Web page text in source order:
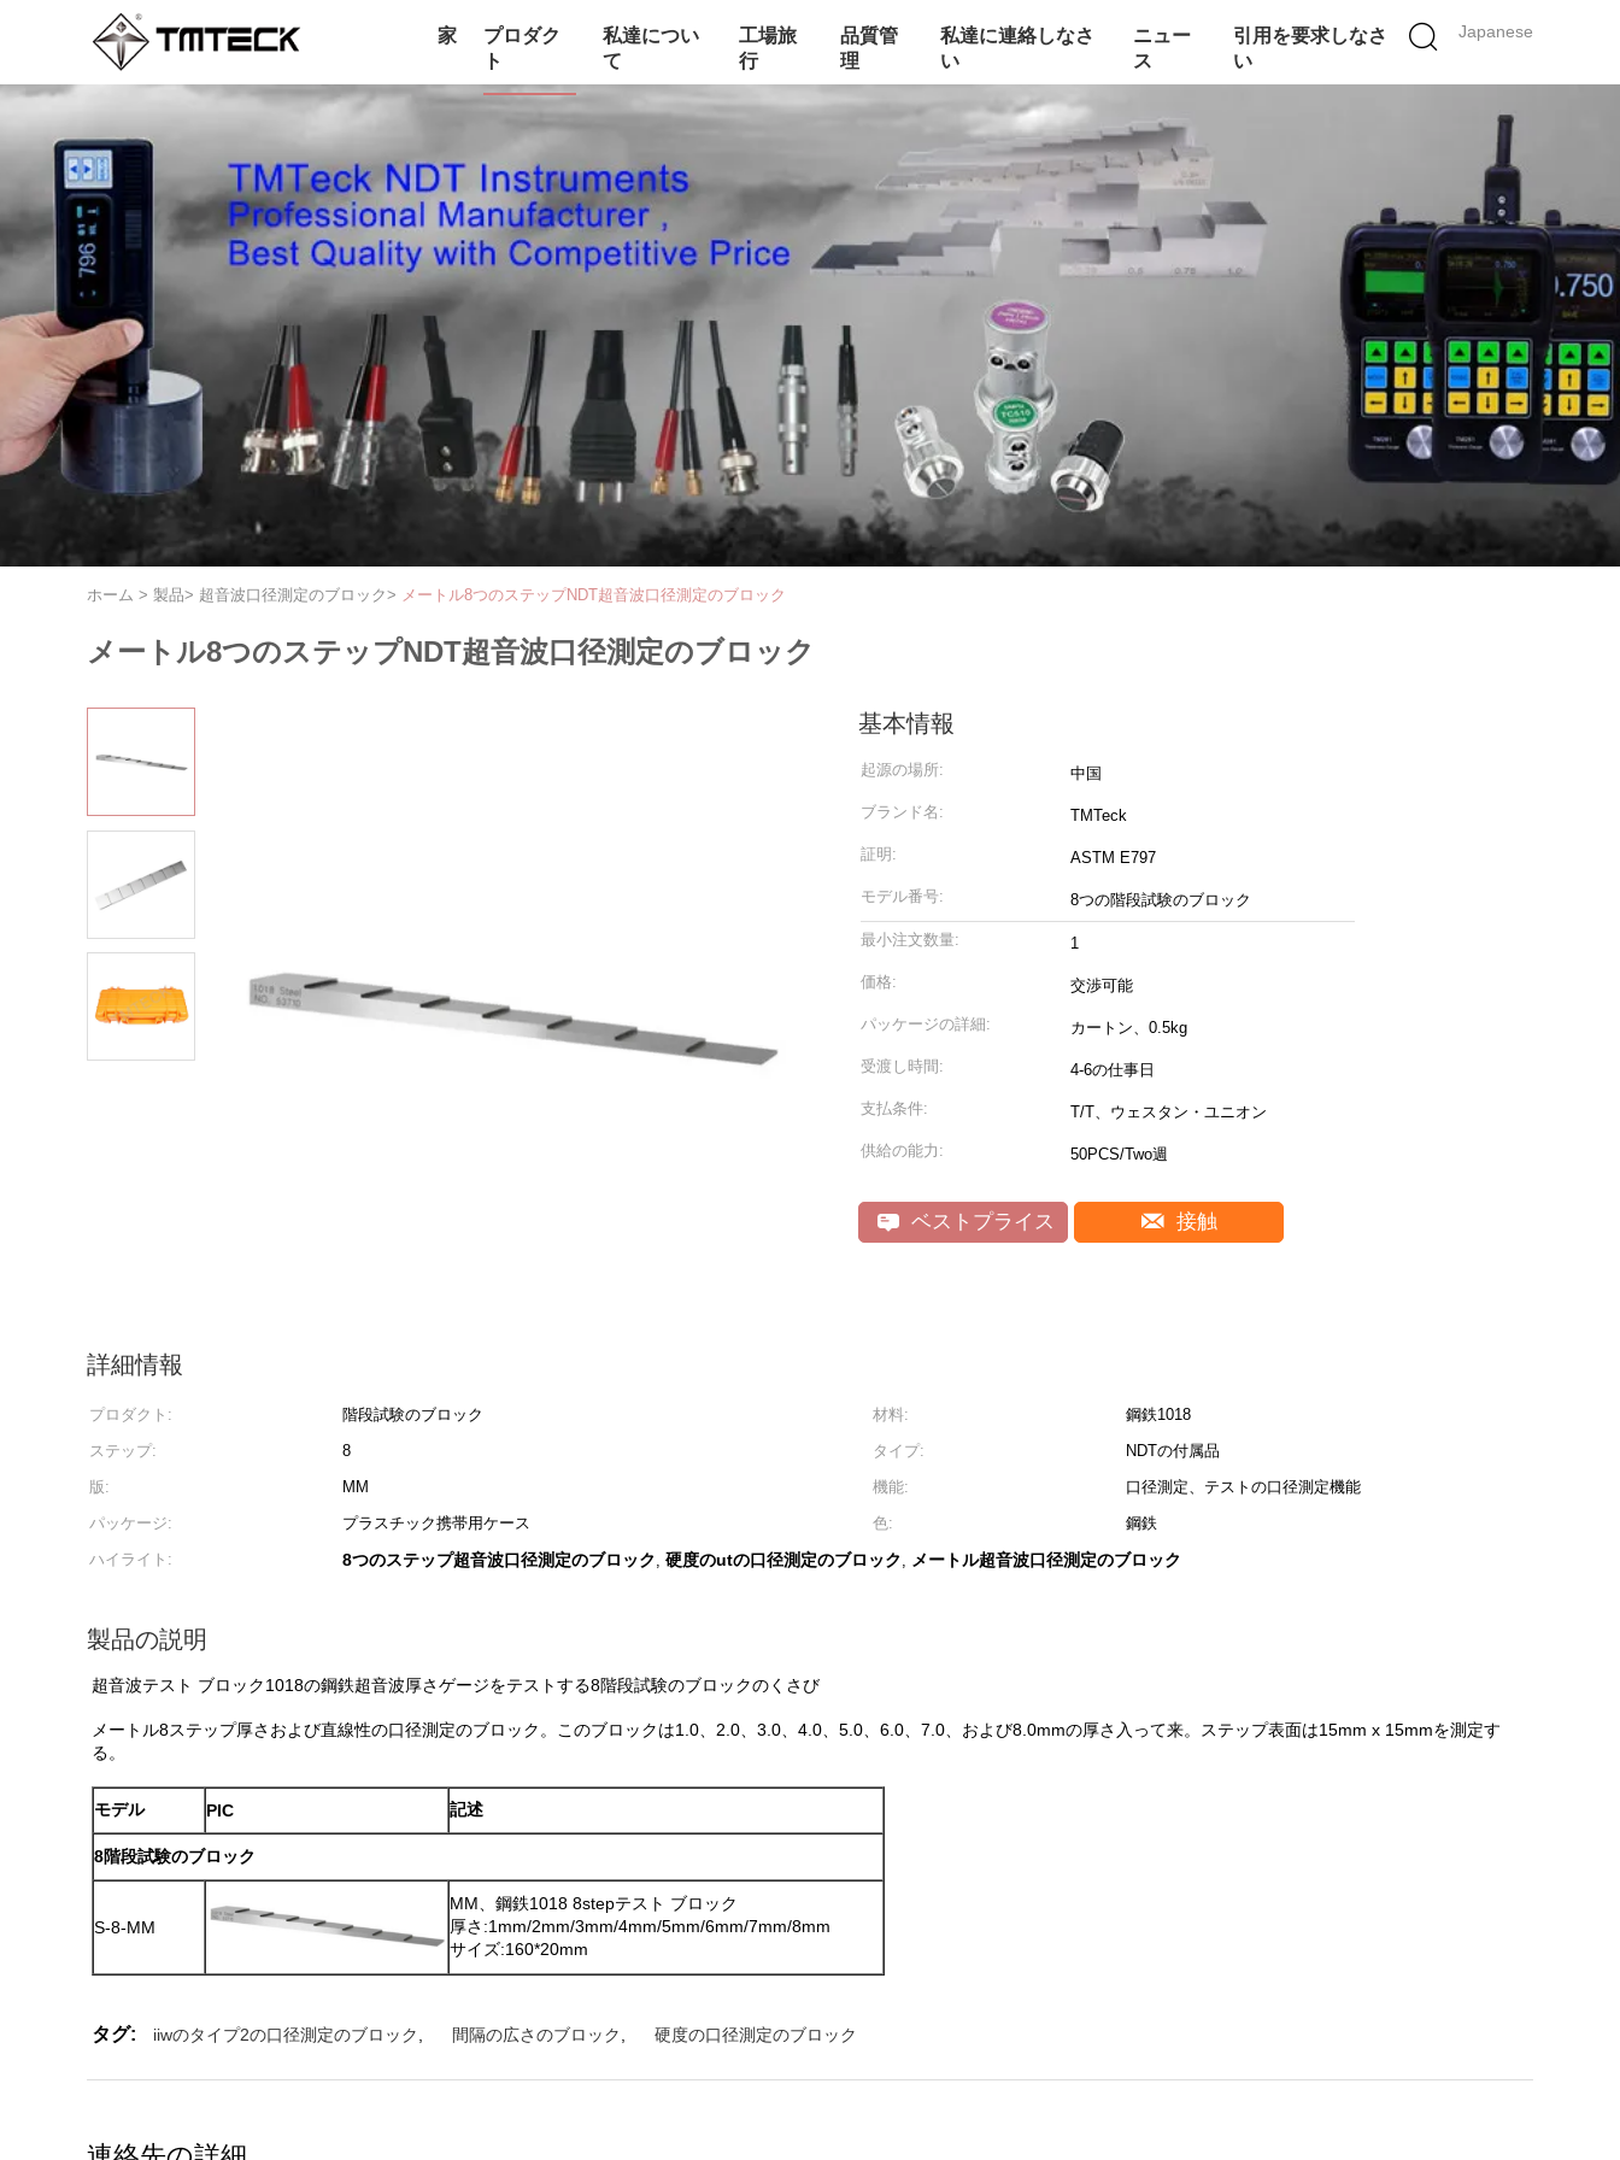
Japanese
家
プロダク
ト
私達につい
て
工場旅
行
品質管
理
私達に連絡しなさ
い
ニュー
ス
引用を要求しなさ
い
ホーム > 製品> 超音波口径測定のブロック> メートル8つのステップNDT超音波口径測定のブロック
メートル8つのステップNDT超音波口径測定のブロック
基本情報
起源の場所: 中国
ブランド名: TMTeck
証明: ASTM E797
モデル番号: 8つの階段試験のブロック
最小注文数量: 1
価格: 交渉可能
パッケージの詳細: カートン、0.5kg
受渡し時間: 4-6の仕事日
支払条件: T/T、ウェスタン・ユニオン
供給の能力: 50PCS/Two週
ベストプライス 接触
詳細情報
プロダクト: 階段試験のブロック 材料:
鋼鉄1018
ステップ:
8 タイプ:
NDTの付属品
版:
MM 機能:
口径測定、テストの口径測定機能
パッケージ:
プラスチック携帯用ケース 色:
鋼鉄
ハイライト:
8つのステップ超音波口径測定のブロック , 硬度のutの口径測定のブロック , メートル超音波口径測定のブロック
製品の説明
超音波テスト ブロック1018の鋼鉄超音波厚さゲージをテストする8階段試験のブロックのくさび
メートル8ステップ厚さおよび直線性の口径測定のブロック。このブロックは1.0、2.0、3.0、4.0、5.0、6.0、7.0、および8.0mmの厚さ入って来。ステップ表面は15mm x 15mmを測定す
る。
モデル PIC 記述
8階段試験のブロック
S-8-MM
MM、鋼鉄1018 8stepテスト ブロック
厚さ:1mm/2mm/3mm/4mm/5mm/6mm/7mm/8mm
サイズ:160*20mm
タグ: iiwのタイプ2の口径測定のブロック 間隔の広さのブロック 硬度の口径測定のブロック